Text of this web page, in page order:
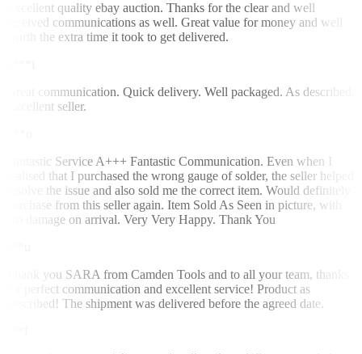
Excellent quality ebay auction. Thanks for the clear and well
received communications as well. Great value for money and well
worth the extra time it took to get delivered.
Great communication. Quick delivery. Well packaged. As described.
Excellent seller.
Fantastic Service A+++ Fantastic Communication. Even when I
realised that I purchased the wrong gauge of solder, the seller helped
resolve the issue and also sold me the correct item. Would definitely
purchase from this seller again. Item Sold As Seen in picture, with
No damage on arrival. Very Very Happy. Thank You
Thank you SARA from Camden Tools and to all your team, thanks
for perfect communication and excellent service! Product as
described! The shipment was delivered before the agreed date.